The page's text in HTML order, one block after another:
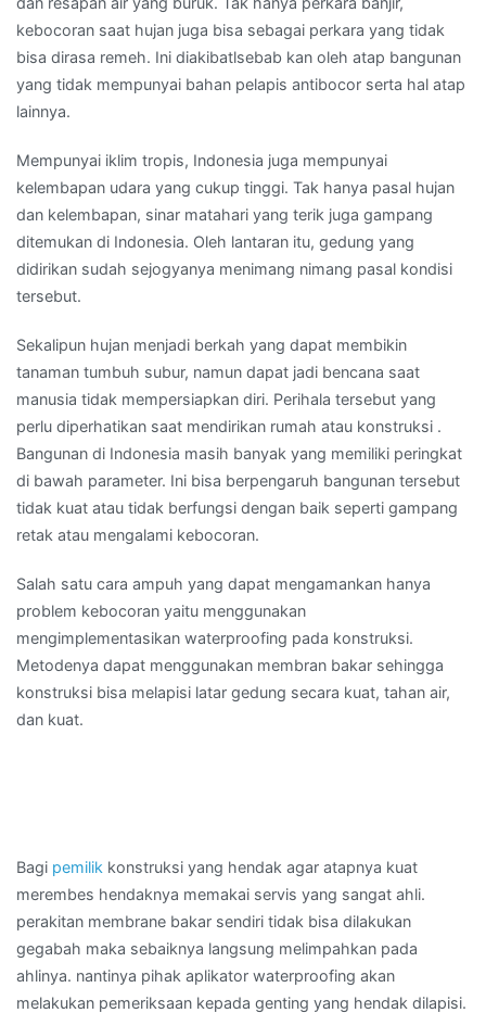
kebocoran saat hujan juga bisa sebagai perkara yang tidak
bisa dirasa remeh. Ini diakibatlsebab kan oleh atap bangunan
yang tidak mempunyai bahan pelapis antibocor serta hal atap
lainnya.
Mempunyai iklim tropis, Indonesia juga mempunyai
kelembapan udara yang cukup tinggi. Tak hanya pasal hujan
dan kelembapan, sinar matahari yang terik juga gampang
ditemukan di Indonesia. Oleh lantaran itu, gedung yang
didirikan sudah sejogyanya menimang nimang pasal kondisi
tersebut.
Sekalipun hujan menjadi berkah yang dapat membikin
tanaman tumbuh subur, namun dapat jadi bencana saat
manusia tidak mempersiapkan diri. Perihala tersebut yang
perlu diperhatikan saat mendirikan rumah atau konstruksi .
Bangunan di Indonesia masih banyak yang memiliki peringkat
di bawah parameter. Ini bisa berpengaruh bangunan tersebut
tidak kuat atau tidak berfungsi dengan baik seperti gampang
retak atau mengalami kebocoran.
Salah satu cara ampuh yang dapat mengamankan hanya
problem kebocoran yaitu menggunakan
mengimplementasikan waterproofing pada konstruksi.
Metodenya dapat menggunakan membran bakar sehingga
konstruksi bisa melapisi latar gedung secara kuat, tahan air,
dan kuat.
Bagi pemilik konstruksi yang hendak agar atapnya kuat
merembes hendaknya memakai servis yang sangat ahli.
perakitan membrane bakar sendiri tidak bisa dilakukan
gegabah maka sebaiknya langsung melimpahkan pada
ahlinya. nantinya pihak aplikator waterproofing akan
melakukan pemeriksaan kepada genting yang hendak dilapisi.